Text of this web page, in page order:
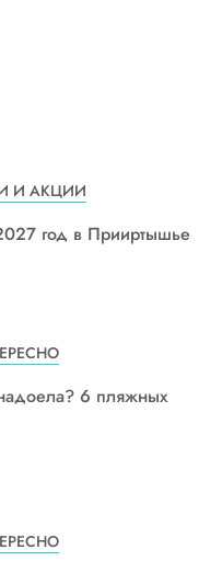
И АКЦИИ
год в Прииртышье
6 пляжных